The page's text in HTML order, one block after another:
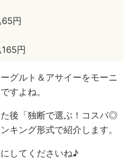
65円
円
グルト＆アサイーをモーニ
すよね。
後「独断で選ぶ！コスパ◎
キング形式で紹介します。
してくださいね♪